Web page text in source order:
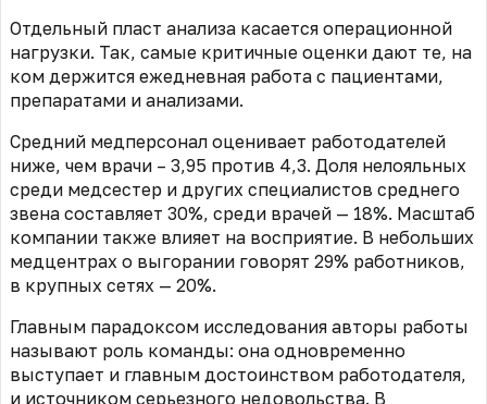
Отдельный пласт анализа касается операционной
нагрузки. Так, самые критичные оценки дают те, на
ком держится ежедневная работа с пациентами,
препаратами и анализами.
Средний медперсонал оценивает работодателей
ниже, чем врачи – 3,95 против 4,3. Доля нелояльных
среди медсестер и других специалистов среднего
звена составляет 30%, среди врачей — 18%. Масштаб
компании также влияет на восприятие. В небольших
медцентрах о выгорании говорят 29% работников,
в крупных сетях — 20%.
Главным парадоксом исследования авторы работы
называют роль команды: она одновременно
выступает и главным достоинством работодателя,
и источником серьезного недовольства. В